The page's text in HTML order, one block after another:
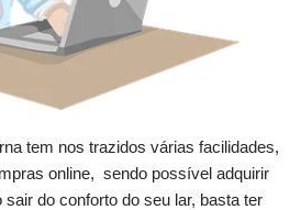
tem nos trazidos várias facilidades,
online, sendo possível adquirir
do conforto do seu lar, basta ter